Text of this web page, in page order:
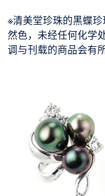
※清美堂珍珠的黑蝶
然色，未经任何化学
调与刊载的商品会有